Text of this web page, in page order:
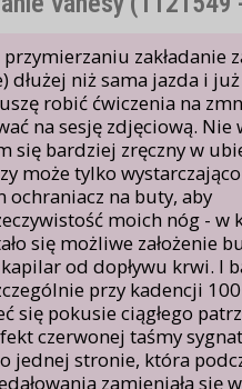
zakładanie
dłużej niż sama jazda i już
robić ćwiczenia na
na sesję zdjęciową. Nie
się bardziej zręczny w
może tylko wystarczająco
ochraniacz na buty, aby
moich nóg - w
się możliwe założenie
od dopływu krwi. I
przy kadencji
się pokusie ciągłego
czerwonej taśmy
jednej stronie, która
zamieniała się